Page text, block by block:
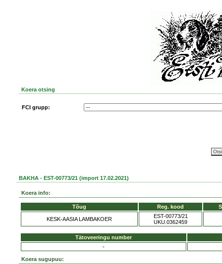
Koera otsing
FCI grupp:
BAKHA - EST-00773/21 (import 17.02.2021)
Koera info:
Tõug Reg. kood
KESK-AASIA LAMBAKOER
EST-00773/21
UKU.0362459
Tätoveeringu number
-
Koera sugupuu: